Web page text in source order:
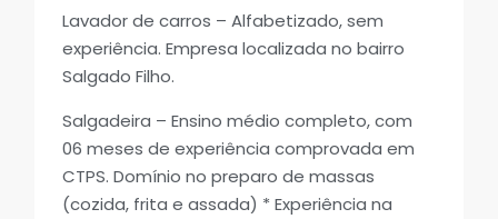
Lavador de carros – Alfabetizado, sem
experiência. Empresa localizada no bairro
Salgado Filho.
Salgadeira – Ensino médio completo, com
06 meses de experiência comprovada em
CTPS. Domínio no preparo de massas
(cozida, frita e assada) * Experiência na